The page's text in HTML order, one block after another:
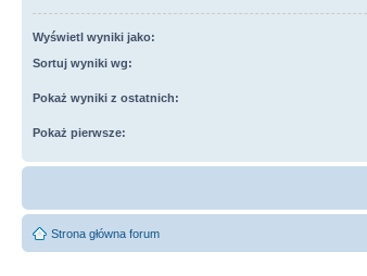
Wyświetl wyniki jako:
Sortuj wyniki wg:
Pokaż wyniki z ostatnich:
Pokaż pierwsze:
Strona główna forum